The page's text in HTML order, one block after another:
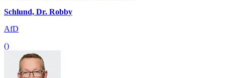
Schlund, Dr. Robby
AfD
()